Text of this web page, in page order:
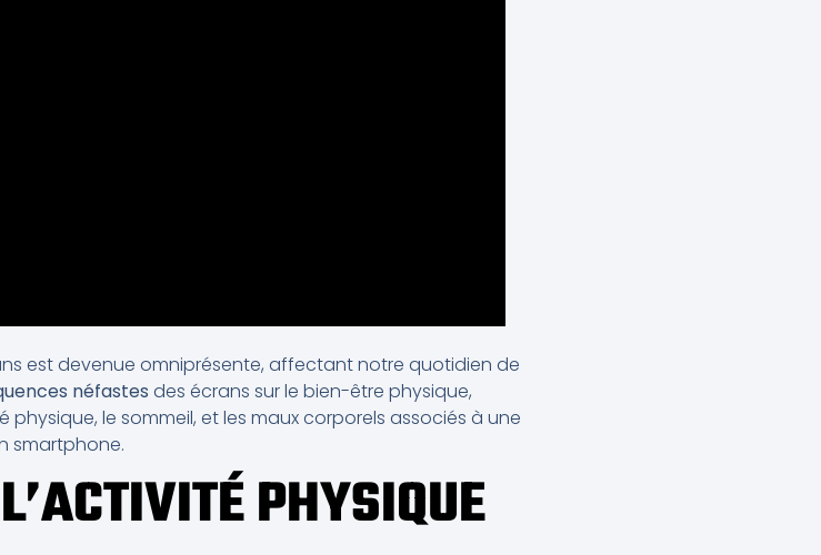
est devenue omniprésente, affectant notre quotidien de
néfastes des écrans sur le bien-être physique,
le sommeil, et les maux corporels associés à une
smartphone.
PHYSIQUE